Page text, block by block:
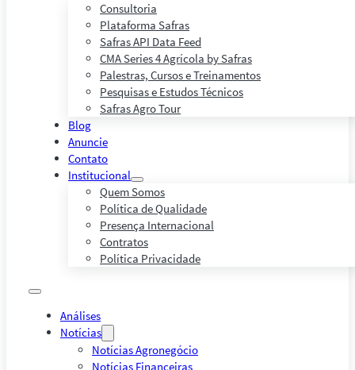
Consultoria
Plataforma Safras
Safras API Data Feed
CMA Series 4 Agrícola by Safras
Palestras, Cursos e Treinamentos
Pesquisas e Estudos Técnicos
Safras Agro Tour
Blog
Anuncie
Contato
Institucional
Quem Somos
Política de Qualidade
Presença Internacional
Contratos
Política Privacidade
Análises
Notícias
Notícias Agronegócio
Notícias Financeiras